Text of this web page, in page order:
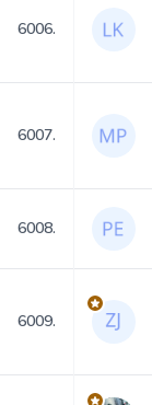
6006.
6007.
6008.
6009.